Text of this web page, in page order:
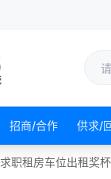
招商/合作 供求/
求职租房车位出租奖杯